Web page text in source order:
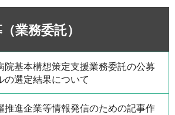
業務委託）
院基本構想策定支援業務委託の公募
の選定結果について
推進企業等情報発信のための記事作